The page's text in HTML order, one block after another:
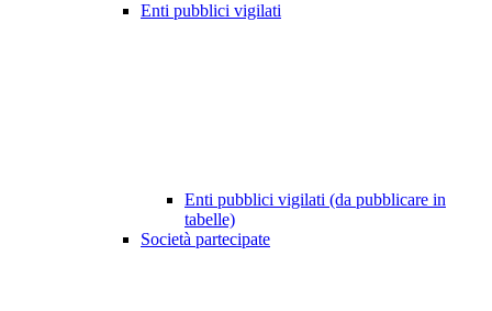
Enti pubblici vigilati
Enti pubblici vigilati (da pubblicare in
tabelle)
Società partecipate